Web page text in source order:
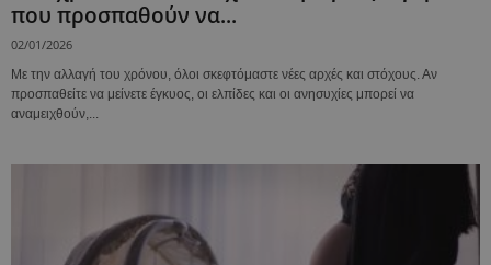
που προσπαθούν να...
02/01/2026
Με την αλλαγή του χρόνου, όλοι σκεφτόμαστε νέες αρχές και στόχους. Αν
προσπαθείτε να μείνετε έγκυος, οι ελπίδες και οι ανησυχίες μπορεί να
αναμειχθούν,...